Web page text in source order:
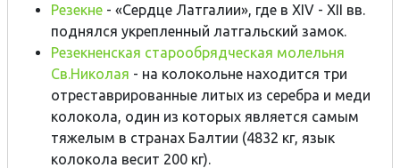
Резекне - «Сердце Латгалии», где в XIV - XII вв.
поднялся укрепленный латгальский замок.
Резекненская старообрядческая молельня
Св.Николая - на колокольне находится три
отреставрированные литых из серебра и меди
колокола, один из которых является самым
тяжелым в странах Балтии (4832 кг, язык
колокола весит 200 кг).